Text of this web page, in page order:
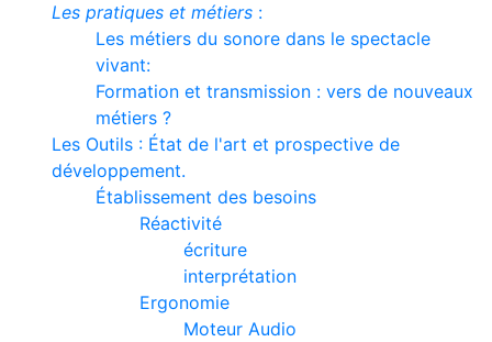
Les pratiques et métiers :
Les métiers du sonore dans le spectacle
vivant:
Formation et transmission : vers de nouveaux
métiers ?
Les Outils : État de l'art et prospective de
développement.
Établissement des besoins
Réactivité
écriture
interprétation
Ergonomie
Moteur Audio